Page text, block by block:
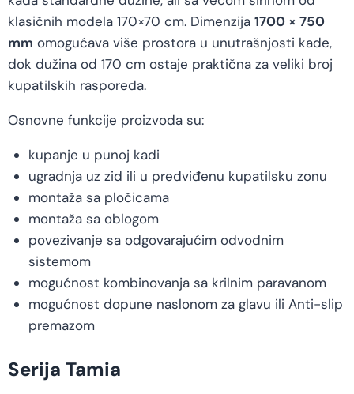
klasičnih modela 170×70 cm. Dimenzija 1700 × 750
mm omogućava više prostora u unutrašnjosti kade,
dok dužina od 170 cm ostaje praktična za veliki broj
kupatilskih rasporeda.
Osnovne funkcije proizvoda su:
kupanje u punoj kadi
ugradnja uz zid ili u predviđenu kupatilsku zonu
montaža sa pločicama
montaža sa oblogom
povezivanje sa odgovarajućim odvodnim
sistemom
mogućnost kombinovanja sa krilnim paravanom
mogućnost dopune naslonom za glavu ili Anti-slip
premazom
Serija Tamia